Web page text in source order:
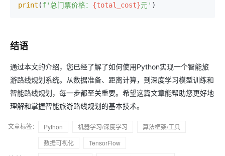
print (f'总门票价格： {total_cost}元'
结语
通过本文的介绍，您已经了解了如何使用Python实现一个智能旅
游路线规划系统。从数据准备、距离计算，到深度学习模型训练和
智能路线规划，每一步都至关重要。希望这篇文章能帮助您更好地
理解和掌握智能旅游路线规划的基本技术。
文章标签： Python 机器学习/深度学习
算法框架/工具
数据可视化
TensorFlow